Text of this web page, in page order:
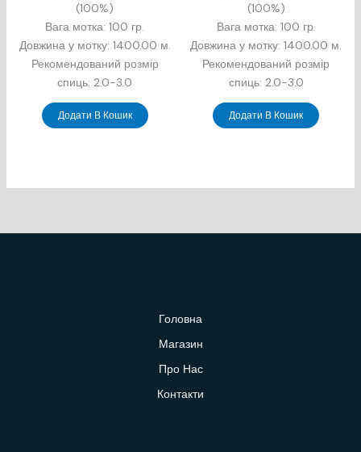
(100%)
Вага мотка: 100 гр.
Довжина у мотку: 1400.00 м.
Рекомендований розмір
спиць: 2.0-3.0
Додати В Кошик
(100%)
Вага мотка: 100 гр.
Довжина у мотку: 1400.00 м.
Рекомендований розмір
спиць: 2.0-3.0
Додати В Кошик
Головна
Магазин
Про Нас
Контакти